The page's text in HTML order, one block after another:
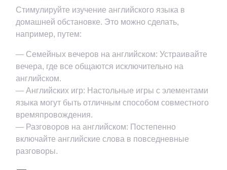
Стимулируйте изучение английского языка в
домашней обстановке. Это можно сделать,
например, путем:
— Семейных вечеров на английском: Устраивайте
вечера, где все общаются исключительно на
английском.
— Английских игр: Настольные игры с элементами
языка могут быть отличным способом совместного
времяпровождения.
— Разговоров на английском: Постепенно
включайте английские слова в повседневные
разговоры.